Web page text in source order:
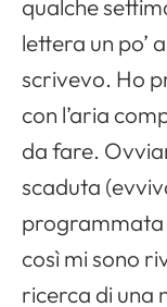
qualche
lettera un po’
scrivevo. Ho
con l’aria
da fare.
scaduta
programmata
così mi sono
ricerca di una